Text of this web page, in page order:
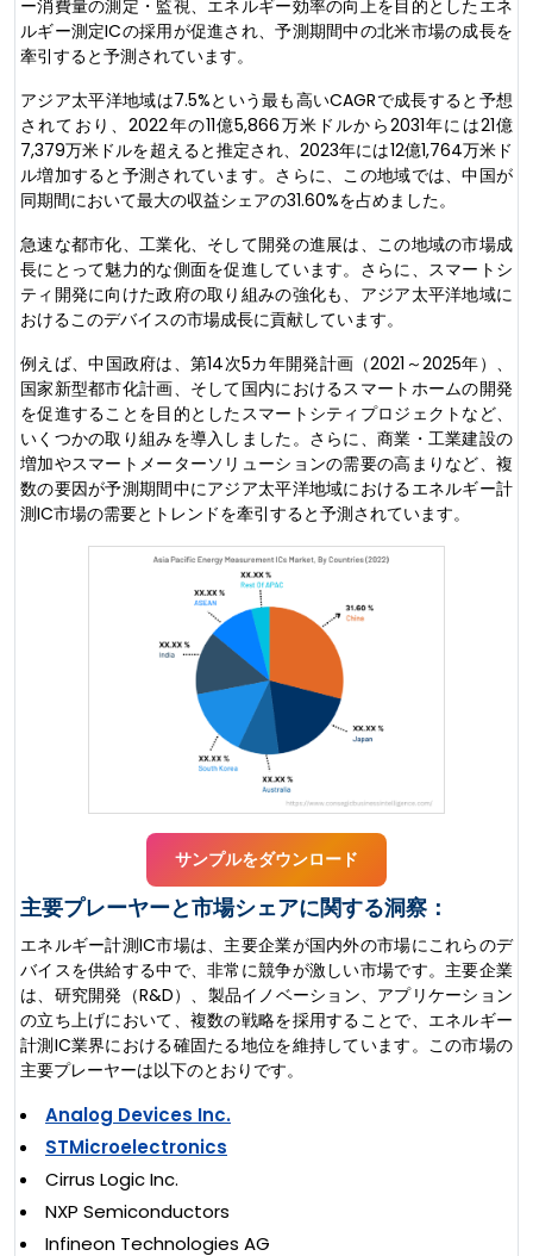
ー消費量の測定・監視、エネルギー効率の向上を目的としたエネ
ルギー測定ICの採用が促進され、予測期間中の北米市場の成長を
牽引すると予測されています。
アジア太平洋地域は7.5%という最も高いCAGRで成長すると予想
されており、2022年の11億5,866万米ドルから2031年には21億
7,379万米ドルを超えると推定され、2023年には12億1,764万米ド
ル増加すると予測されています。さらに、この地域では、中国が
同期間において最大の収益シェアの31.60%を占めました。
急速な都市化、工業化、そして開発の進展は、この地域の市場成
長にとって魅力的な側面を促進しています。さらに、スマートシ
ティ開発に向けた政府の取り組みの強化も、アジア太平洋地域に
おけるこのデバイスの市場成長に貢献しています。
例えば、中国政府は、第14次5カ年開発計画（2021～2025年）、
国家新型都市化計画、そして国内におけるスマートホームの開発
を促進することを目的としたスマートシティプロジェクトなど、
いくつかの取り組みを導入しました。さらに、商業・工業建設の
増加やスマートメーターソリューションの需要の高まりなど、複
数の要因が予測期間中にアジア太平洋地域におけるエネルギー計
測IC市場の需要とトレンドを牽引すると予測されています。
サンプルをダウンロード
主要プレーヤーと市場シェアに関する洞察：
エネルギー計測IC市場は、主要企業が国内外の市場にこれらのデ
バイスを供給する中で、非常に競争が激しい市場です。主要企業
は、研究開発（R&D）、製品イノベーション、アプリケーション
の立ち上げにおいて、複数の戦略を採用することで、エネルギー
計測IC業界における確固たる地位を維持しています。この市場の
主要プレーヤーは以下のとおりです。
Analog Devices Inc.
STMicroelectronics
Cirrus Logic Inc.
NXP Semiconductors
Infineon Technologies AG